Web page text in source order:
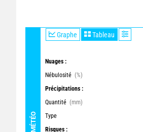
MÉTÉO
Graphe Tableau
Nuages :
Nébulosité (%)
Précipitations :
Quantité (mm)
Type
Risques :